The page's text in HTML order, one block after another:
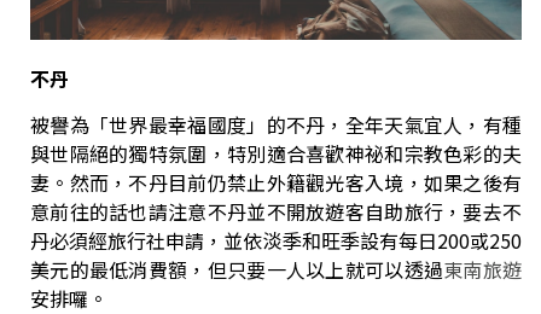
不丹
被譽為「世界最幸福國度」的不丹，全年天氣宜人，有種
與世隔絕的獨特氛圍，特別適合喜歡神祕和宗教色彩的夫
妻。然而，不丹目前仍禁止外籍觀光客入境，如果之後有
意前往的話也請注意不丹並不開放遊客自助旅行，要去不
丹必須經旅行社申請，並依淡季和旺季設有每日200或250
美元的最低消費額，但只要一人以上就可以透過東南旅遊
安排囉。